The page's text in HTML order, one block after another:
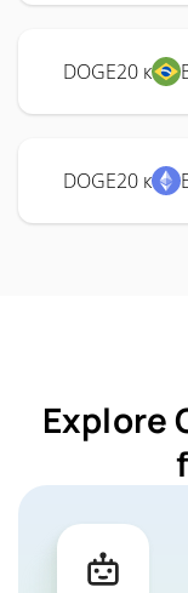
DOGE20 к
DOGE20 к
Explore